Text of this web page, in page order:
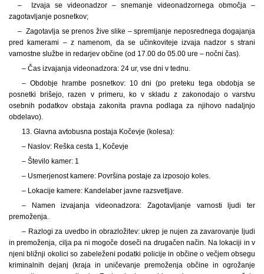
– Izvaja se videonadzor – snemanje videonadzornega območja –
zagotavljanje posnetkov;
– Zagotavlja se prenos žive slike – spremljanje neposrednega dogajanja
pred kamerami – z namenom, da se učinkoviteje izvaja nadzor s strani
varnostne službe in redarjev občine (od 17.00 do 05.00 ure – nočni čas).
– Čas izvajanja videonadzora: 24 ur, vse dni v tednu.
– Obdobje hrambe posnetkov: 10 dni (po preteku tega obdobja se
posnetki brišejo, razen v primeru, ko v skladu z zakonodajo o varstvu
osebnih podatkov obstaja zakonita pravna podlaga za njihovo nadaljnjo
obdelavo).
13. Glavna avtobusna postaja Kočevje (kolesa):
– Naslov: Reška cesta 1, Kočevje
– Število kamer: 1
– Usmerjenost kamere: Površina postaje za izposojo koles.
– Lokacije kamere: Kandelaber javne razsvetljave.
– Namen izvajanja videonadzora: Zagotavljanje varnosti ljudi ter
premoženja.
– Razlogi za uvedbo in obrazložitev: ukrep je nujen za zavarovanje ljudi
in premoženja, cilja pa ni mogoče doseči na drugačen način. Na lokaciji in v
njeni bližnji okolici so zabeleženi podatki policije in občine o večjem obsegu
kriminalnih dejanj (kraja in uničevanje premoženja občine in ogrožanje